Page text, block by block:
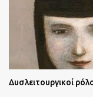
Δυσλειτουργικοί